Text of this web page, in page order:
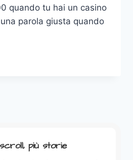
quando tu hai un casino
parola giusta quando
più storie